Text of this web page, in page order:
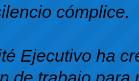
cómplice.
Ejecutivo ha